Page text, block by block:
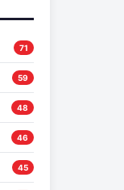
71
59
48
46
45